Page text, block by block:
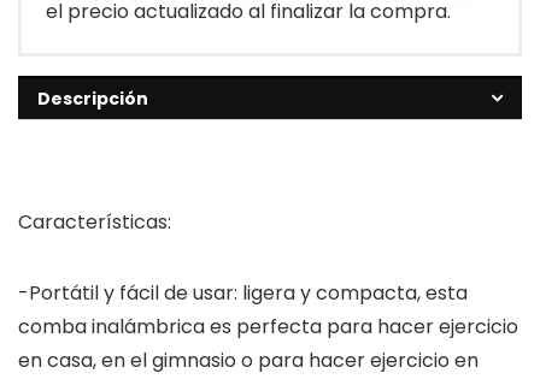
el precio actualizado al finalizar la compra.
Descripción
Características:
-Portátil y fácil de usar: ligera y compacta, esta
comba inalámbrica es perfecta para hacer ejercicio
en casa, en el gimnasio o para hacer ejercicio en